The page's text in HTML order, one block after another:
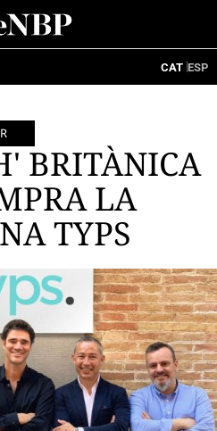
CAT ESP
BRITÀNICA
LA
TYPS